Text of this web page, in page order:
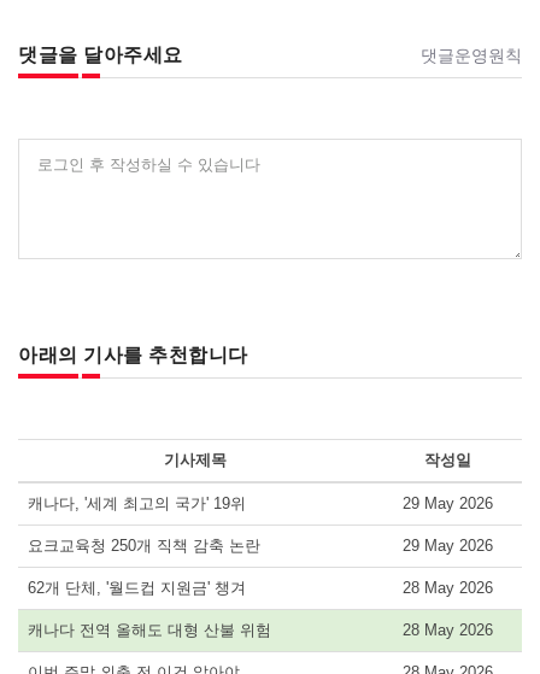
댓글을 달아주세요 댓글운영원칙
로그인 후 작성하실 수 있습니다
아래의 기사를 추천합니다
기사제목 작성일
캐나다, '세계 최고의 국가' 19위 29 May 2026
요크교육청 250개 직책 감축 논란 29 May 2026
62개 단체, '월드컵 지원금' 챙겨 28 May 2026
캐나다 전역 올해도 대형 산불 위험 28 May 2026